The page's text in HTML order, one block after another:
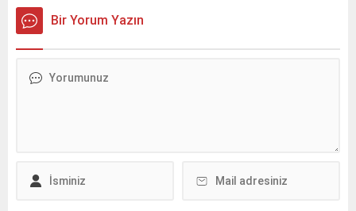
Bir Yorum Yazın